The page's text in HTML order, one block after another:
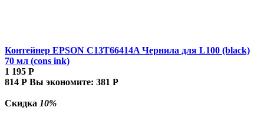
Контейнер EPSON C13T66414A Чернила для L100 (black)
70 мл (cons ink)
1 195 Р
814 Р Вы экономите: 381 Р
Скидка 10%